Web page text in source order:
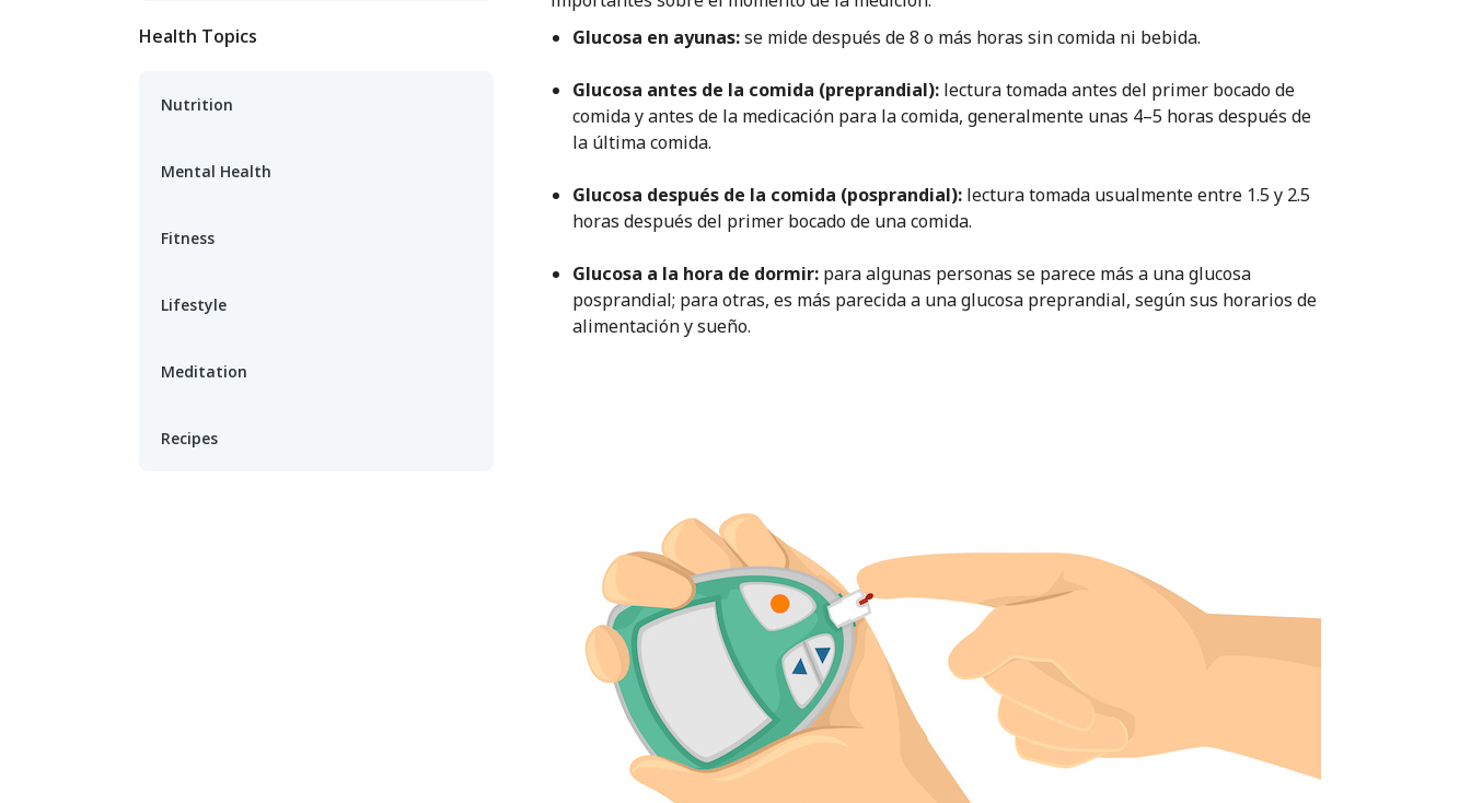
Health Topics
Nutrition
Mental Health
Fitness
Lifestyle
Meditation
Recipes
Glucosa en ayunas:se mide después de 8 o más horas sin comida ni bebida.
Glucosa antes de la comida (preprandial):lectura tomada antes del primer bocado de
comida y antes de la medicación para la comida, generalmente unas 4–5 horas después de
la última comida.
Glucosa después de la comida (posprandial):lectura tomada usualmente entre 1.5 y 2.5
horas después del primer bocado de una comida.
Glucosa a la hora de dormir:para algunas personas se parece más a una glucosa
posprandial; para otras, es más parecida a una glucosa preprandial, según sus horarios de
alimentación y sueño.